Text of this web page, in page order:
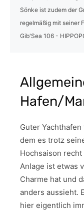
Sönke ist zudem der
regelmäßig mit seiner
Gib'Sea 106 -
Hafen/
Guter
dem es trotz
Hochsaison
Anlage ist etwas
Charme hat und
anders aussieht.
hier eigentlich